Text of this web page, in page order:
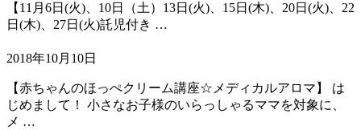
【11月6日(火)、10日（土）13日(火)、15日(木)、20日(火)、22
日(木)、27日(火)託児付き …
2018年10月10日
【赤ちゃんのほっぺクリーム講座☆メディカルアロマ】 は
じめまして！ 小さなお子様のいらっしゃるママを対象に、
メ …